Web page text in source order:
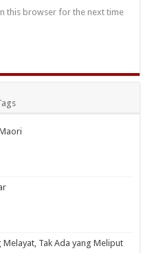
this browser for the next time
Melayat, Tak Ada yang Meliput